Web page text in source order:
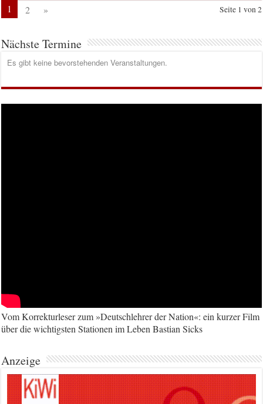
Seite 1 von 2
1 2 »
Nächste Termine
Es gibt keine bevorstehenden Veranstaltungen.
Vom Korrekturleser zum »Deutschlehrer der Nation«: ein kurzer Film
über die wichtigsten Stationen im Leben Bastian Sicks
Anzeige